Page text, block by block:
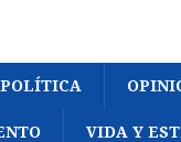
POLÍTICA
VIDA Y